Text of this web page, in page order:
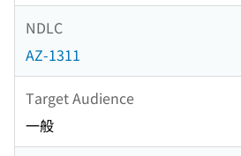
NDLC
AZ-1311
Target Audience
一般